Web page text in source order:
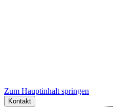
Zum Hauptinhalt springen
Kontakt